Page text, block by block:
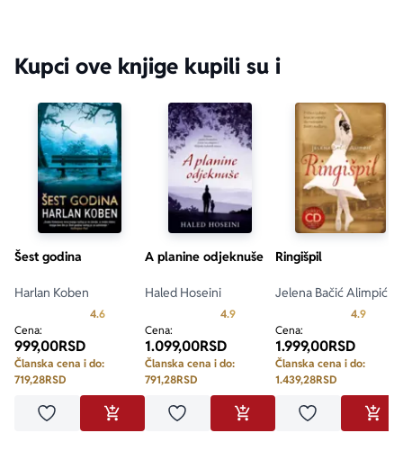
Kupci ove knjige kupili su i
Šest godina
Harlan Koben
4.6Prosecna ocena je 4.6 od 5
Cena:
999,00RSD
Članska cena i do:
719,28RSD
Dodaj u omiljeneDODAJ U KORPU
A planine odjeknuše
Haled Hoseini
4.9Prosecna ocena je 4.9 od 5
Cena:
1.099,00RSD
Članska cena i do:
791,28RSD
Dodaj u omiljeneDODAJ U KORPU
Ringišpil
Jelena Bačić Alimpić
4.9
Cena:
1.999,00RSD
Članska cena i do:
1.439,28RSD
Dodaj u